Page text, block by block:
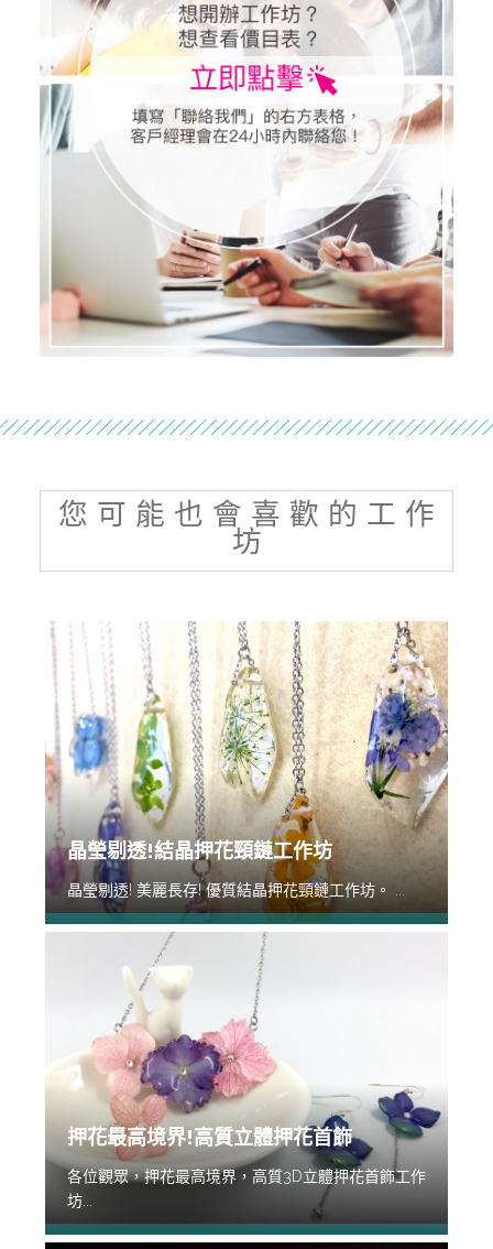
您 可 能 也 會 喜 歡 的 工 作
坊
晶瑩剔透!結晶押花頸鏈工作坊
晶瑩剔透! 美麗長存! 優質結晶押花頸鏈工作坊。 ...
押花最高境界!高質立體押花首飾
各位觀眾，押花最高境界，高質3D立體押花首飾工作
坊...